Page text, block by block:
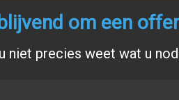
om een
niet precies weet wat u